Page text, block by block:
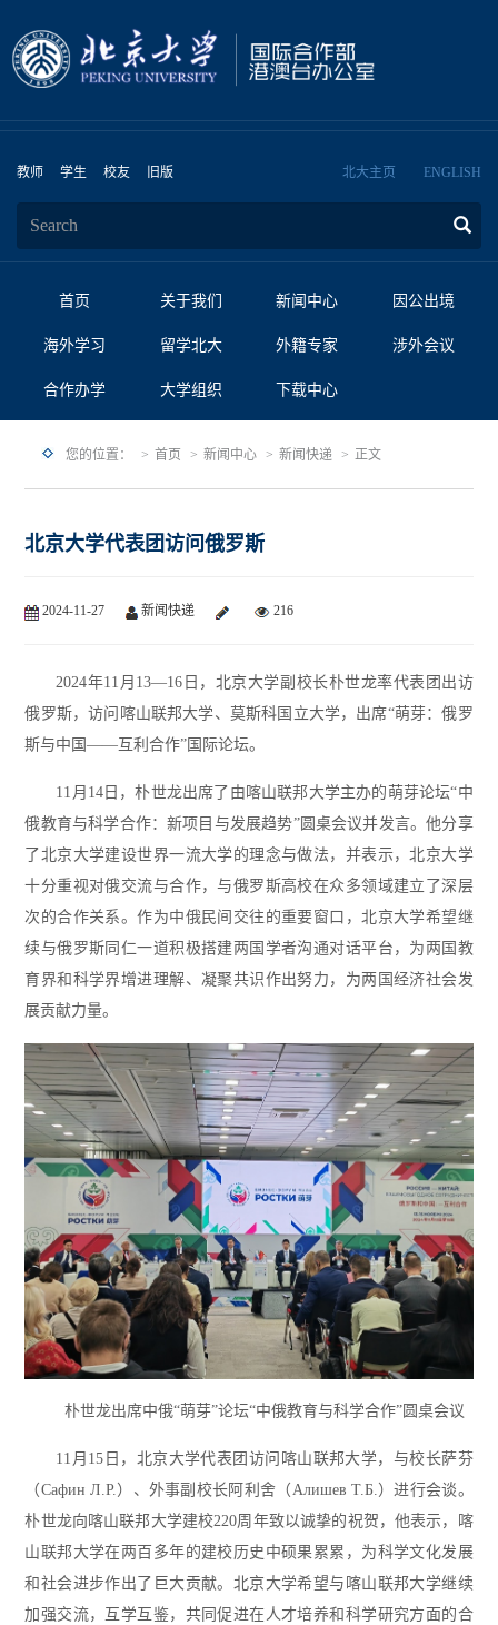
教师 学生 校友 旧版 北大主页 ENGLISH
首页 关于我们 新闻中心 因公出境
海外学习 留学北大 外籍专家 涉外会议
合作办学 大学组织 下载中心
您的位置： 首页 新闻中心 新闻快递 正文
北京大学代表团访问俄罗斯
2024-11-27 新闻快递 216
2024年11月13—16日，北京大学副校长朴世龙率代表团出访
俄罗斯，访问喀山联邦大学、莫斯科国立大学，出席“萌芽：俄罗
斯与中国——互利合作”国际论坛。
11月14日，朴世龙出席了由喀山联邦大学主办的萌芽论坛“中
俄教育与科学合作：新项目与发展趋势”圆桌会议并发言。他分享
了北京大学建设世界一流大学的理念与做法，并表示，北京大学
十分重视对俄交流与合作，与俄罗斯高校在众多领域建立了深层
次的合作关系。作为中俄民间交往的重要窗口，北京大学希望继
续与俄罗斯同仁一道积极搭建两国学者沟通对话平台，为两国教
育界和科学界增进理解、凝聚共识作出努力，为两国经济社会发
展贡献力量。
朴世龙出席中俄“萌芽”论坛“中俄教育与科学合作”圆桌会议
11月15日，北京大学代表团访问喀山联邦大学，与校长萨芬
（Сафин Л.Р.）、外事副校长阿利舍（Алишев Т.Б.）进行会谈。
朴世龙向喀山联邦大学建校220周年致以诚挚的祝贺，他表示，喀
山联邦大学在两百多年的建校历史中硕果累累，为科学文化发展
和社会进步作出了巨大贡献。北京大学希望与喀山联邦大学继续
加强交流，互学互鉴，共同促进在人才培养和科学研究方面的合